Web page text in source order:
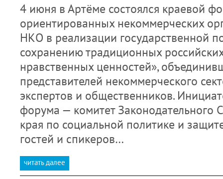
4 июня в Артёме состоялся краевой
ориентированных некоммерческих
НКО в реализации государственной
сохранению традиционных
нравственных ценностей»,
представителей некоммерческого
экспертов и общественников.
форума — комитет Законодательного
края по социальной политике и
гостей и спикеров…
читать далее